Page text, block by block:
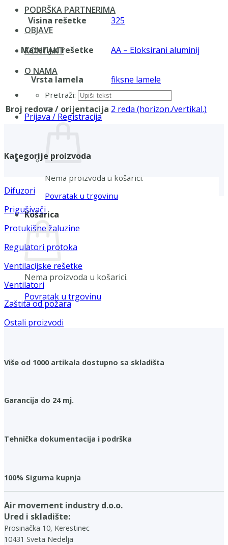
PODRŠKA PARTNERIMA
OBJAVE
KONTAKT
O NAMA
Pretraži:
Prijava / Registracija
Nema proizvoda u košarici.
Povratak u trgovinu
Košarica
Nema proizvoda u košarici.
Povratak u trgovinu
Visina rešetke 325
Materijal rešetke AA – Eloksirani aluminij
Vrsta lamela fiksne lamele
Broj redova / orijentacija 2 reda (horizon./vertikal.)
Kategorije proizvoda
Difuzori
Prigušivači
Protukišne žaluzine
Regulatori protoka
Ventilacijske rešetke
Ventilatori
Zaštita od požara
Ostali proizvodi
Više od 1000 artikala dostupno sa skladišta
Garancija do 24 mj.
Tehnička dokumentacija i podrška
100% Sigurna kupnja
Air movement industry d.o.o.
Ured i skladište:
Prosinačka 10, Kerestinec
10431 Sveta Nedelja